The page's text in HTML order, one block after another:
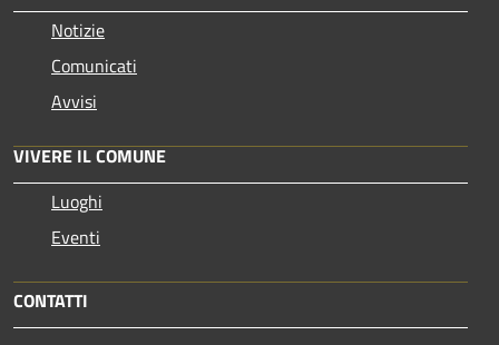
Notizie
Comunicati
Avvisi
VIVERE IL COMUNE
Luoghi
Eventi
CONTATTI